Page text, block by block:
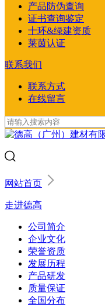
产品防伪查询
证书查询鉴定
十环&绿建资质
莱茵认证
联系我们
联系方式
在线留言
网站首页
走进德高
公司简介
企业文化
荣誉资质
发展历程
产品研发
质量保证
全国分布